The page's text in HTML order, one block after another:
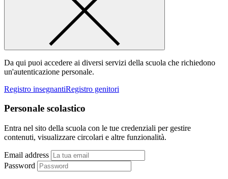
Da qui puoi accedere ai diversi servizi della scuola che richiedono
un'autenticazione personale.
Registro insegnantiRegistro genitori
Personale scolastico
Entra nel sito della scuola con le tue credenziali per gestire
contenuti, visualizzare circolari e altre funzionalità.
Email address
Password